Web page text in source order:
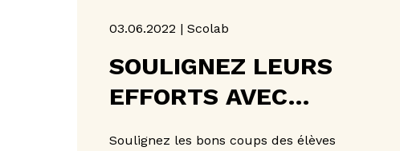
03.06.2022 | Scolab
SOULIGNEZ LEURS
EFFORTS AVEC
Soulignez les bons coups des élèves